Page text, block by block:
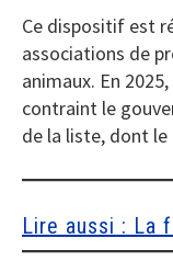
Ce dispositif est
associations de
animaux. En
contraint le
de la liste, dont
Lire aussi : La